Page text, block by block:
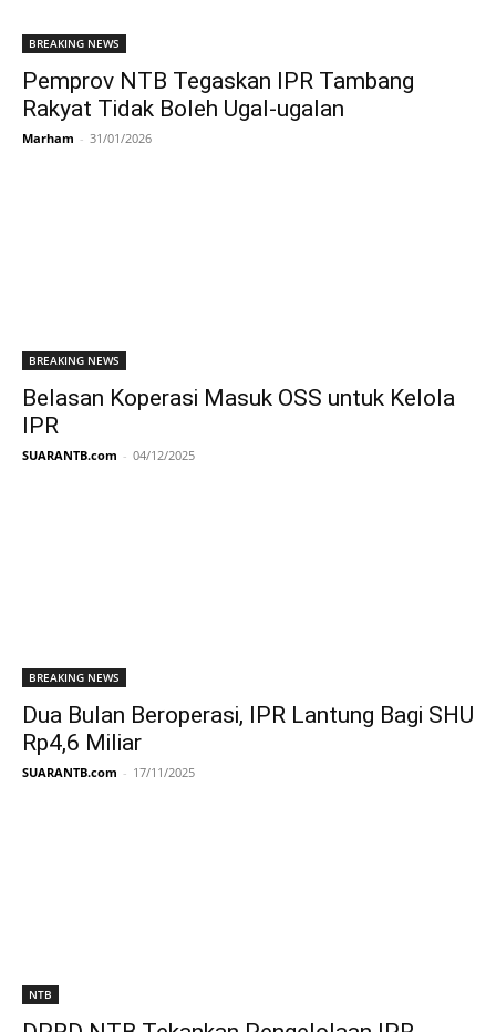
BREAKING NEWS
Pemprov NTB Tegaskan IPR Tambang
Rakyat Tidak Boleh Ugal-ugalan
Marham - 31/01/2026
BREAKING NEWS
Belasan Koperasi Masuk OSS untuk Kelola
IPR
SUARANTB.com - 04/12/2025
BREAKING NEWS
Dua Bulan Beroperasi, IPR Lantung Bagi SHU
Rp4,6 Miliar
SUARANTB.com - 17/11/2025
NTB